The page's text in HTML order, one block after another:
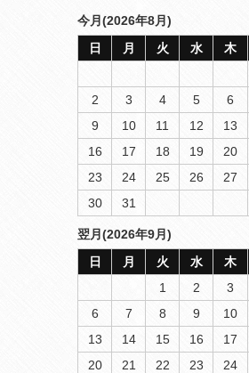
今月(2026年8月)
日
月 火 水 木
2
3 4 5 6
9
10 11 12 13
16
17 18 19 20
23
24 25 26 27
30
31
翌月(2026年9月)
日
月 火 水 木
1
2 3
6
7 8 9 10
13
14 15 16 17
20
21 22 23 24